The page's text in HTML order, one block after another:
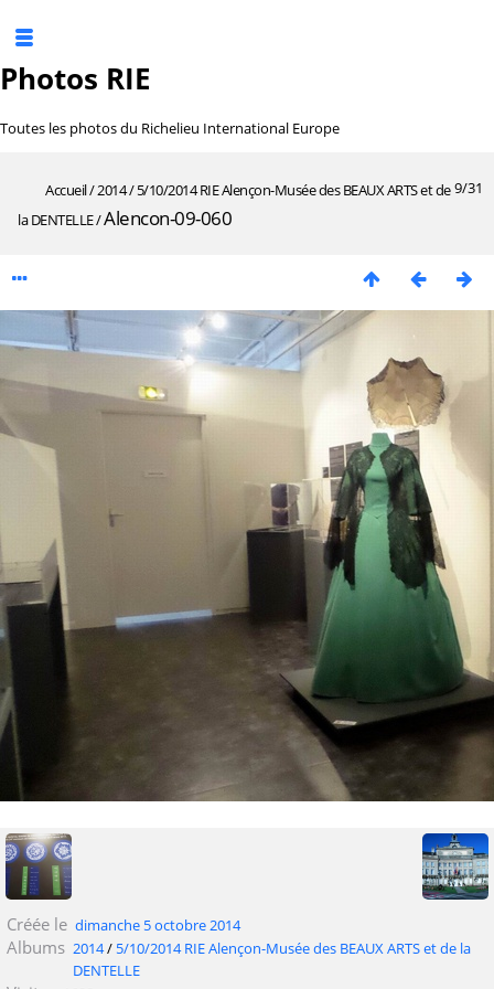
Photos RIE
Toutes les photos du Richelieu International Europe
9/31
Accueil/2014/5/10/2014 RIE Alençon-Musée des BEAUX ARTS et de
la DENTELLE/Alencon-09-060
Créée le dimanche 5 octobre 2014
Albums 2014/ 5/10/2014 RIE Alençon-Musée des BEAUX ARTS et de la
DENTELLE